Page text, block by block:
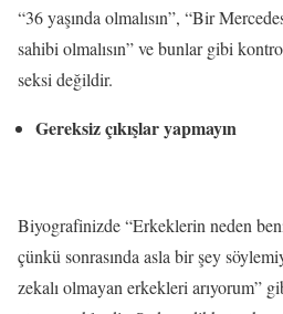
“36 yaşında olmalısın”, “Bir
sahibi olmalısın” ve bunlar gibi
seksi değildir.
Gereksiz çıkışlar yapmayın
Biyografinizde “Erkeklerin neden
çünkü sonrasında asla bir şey
zekalı olmayan erkekleri arıyorum”